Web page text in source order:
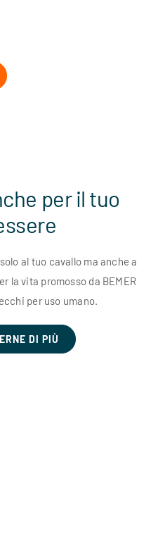
per il tuo
al tuo cavallo ma anche a
la vita promosso da BEMER
per uso umano.
DI PIÙ